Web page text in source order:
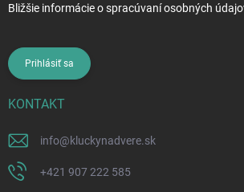
Bližšie informácie o spracúvaní osobných
Prihlásiť sa
KONTAKT
info@kluckynadvere.sk
+421 907 222 585